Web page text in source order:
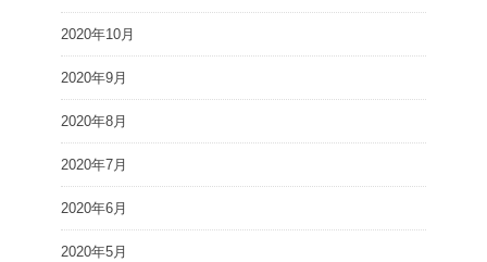
2020年10月
2020年9月
2020年8月
2020年7月
2020年6月
2020年5月